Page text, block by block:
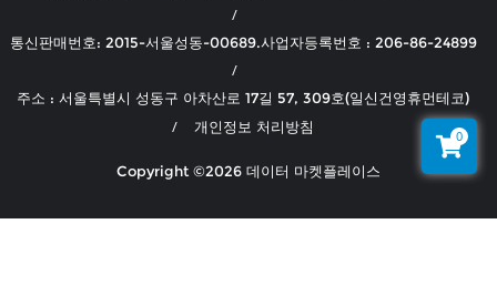
통신판매번호: 2015-서울성동-00689.사업자등록번호 : 206-86-24899
주소 : 서울특별시 성동구 아차산로 17길 57, 309호(일신건영휴먼테코)
개인정보 처리방침
Copyright ©2026 데이터 마켓플레이스
0